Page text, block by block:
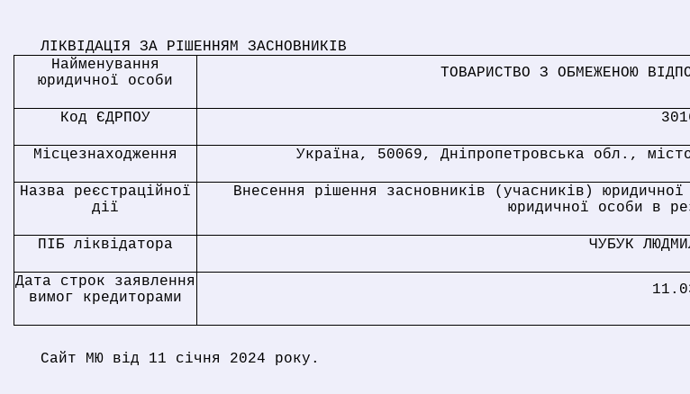
ЛІКВІДАЦІЯ ЗА РІШЕННЯМ ЗАСНОВНИКІВ
Найменування
юридичної особи
ТОВАРИСТВО З ОБМЕЖЕНОЮ
Код ЄДРПОУ
Місцезнаходження Україна, 50069, Дніпропетровська обл.,
Назва реєстраційної
дії
Внесення рішення засновників (учасників)
юридичної особи в
ПІБ ліквідатора ЧУБУК
Дата строк заявлення
вимог кредиторами
Сайт МЮ від 11 січня 2024 року.